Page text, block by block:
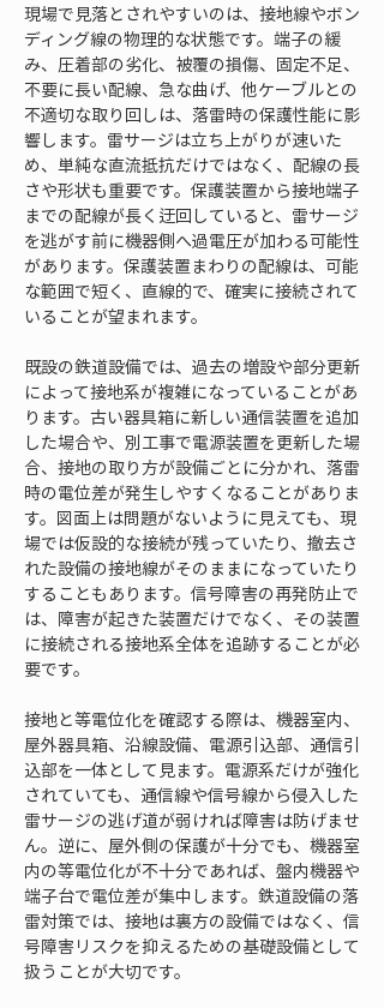
現場で見落とされやすいのは、接地線やボン
ディング線の物理的な状態です。端子の緩
み、圧着部の劣化、被覆の損傷、固定不足、
不要に長い配線、急な曲げ、他ケーブルとの
不適切な取り回しは、落雷時の保護性能に影
響します。雷サージは立ち上がりが速いた
め、単純な直流抵抗だけではなく、配線の長
さや形状も重要です。保護装置から接地端子
までの配線が長く迂回していると、雷サージ
を逃がす前に機器側へ過電圧が加わる可能性
があります。保護装置まわりの配線は、可能
な範囲で短く、直線的で、確実に接続されて
いることが望まれます。
既設の鉄道設備では、過去の増設や部分更新
によって接地系が複雑になっていることがあ
ります。古い器具箱に新しい通信装置を追加
した場合や、別工事で電源装置を更新した場
合、接地の取り方が設備ごとに分かれ、落雷
時の電位差が発生しやすくなることがありま
す。図面上は問題がないように見えても、現
場では仮設的な接続が残っていたり、撤去さ
れた設備の接地線がそのままになっていたり
することもあります。信号障害の再発防止で
は、障害が起きた装置だけでなく、その装置
に接続される接地系全体を追跡することが必
要です。
接地と等電位化を確認する際は、機器室内、
屋外器具箱、沿線設備、電源引込部、通信引
込部を一体として見ます。電源系だけが強化
されていても、通信線や信号線から侵入した
雷サージの逃げ道が弱ければ障害は防げませ
ん。逆に、屋外側の保護が十分でも、機器室
内の等電位化が不十分であれば、盤内機器や
端子台で電位差が集中します。鉄道設備の落
雷対策では、接地は裏方の設備ではなく、信
号障害リスクを抑えるための基礎設備として
扱うことが大切です。